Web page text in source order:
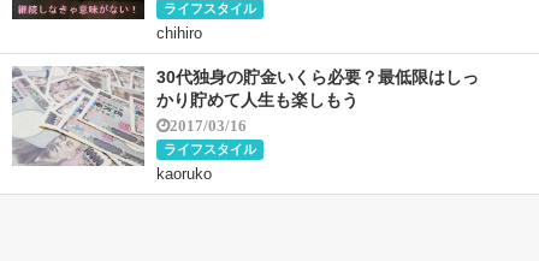
ライフスタイル
chihiro
30代独身の貯金いくら必要？最低限はしっ
かり貯めて人生も楽しもう
2017/03/16
ライフスタイル
kaoruko